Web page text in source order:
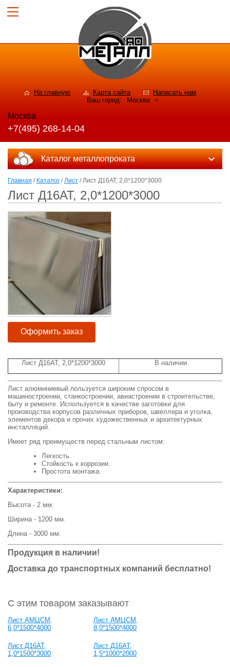
На главную Карта сайта
Написать нам
Ваш город:
Москва
Москва
+7(495) 268-14-04
Каталог металлопроката
Главная / Каталог /Лист / Лист Д16АТ, 2,0*1200*3000
Лист Д16АТ, 2,0*1200*3000
Оформить заказ
Лист Д16АТ, 2,0*1200*3000 В наличии
Лист алюминиевый пользуется широким спросом в
машиностроении, станкостроении, авиастроении в строительстве,
быту и ремонте. Используется в качестве заготовки для
производства корпусов различных приборов, швеллера и уголка,
элементов декора и прочих художественных и архитектурных
инсталляций.
Имеет ряд преимуществ перед стальным листом:
Легкость.
Стойкость к коррозии.
Простота монтажа.
Характеристики:
Высота - 2 мм.
Ширина - 1200 мм.
Длина - 3000 мм.
Продукция в наличии!
Доставка до транспортных компаний бесплатно!
С этим товаром заказывают
Лист АМЦСМ,
6,0*1500*4000
Лист АМЦСМ,
8,0*1500*4000
Лист Д16АТ,
1,0*1500*3000
Лист Д16АТ,
1,5*1000*2000